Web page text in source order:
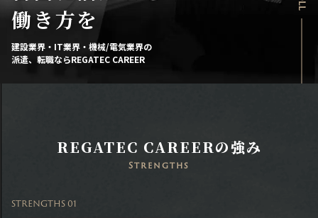
働き方を
建設業界・IT業界・機械/電気業界の
派遣、転職ならREGATEC CAREER
REGATEC CAREERの強み
Strengths
STRENGTHS 01